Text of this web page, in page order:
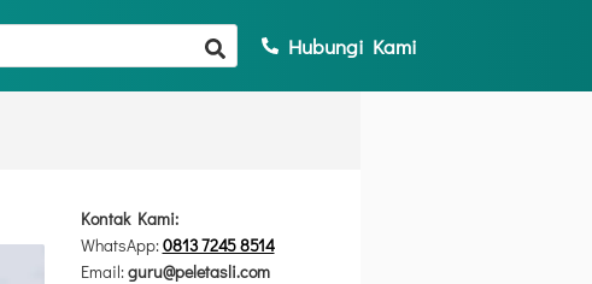
Hubungi Kami
Kontak Kami:
WhatsApp:0813 7245 8514
Email:guru@peletasli.com